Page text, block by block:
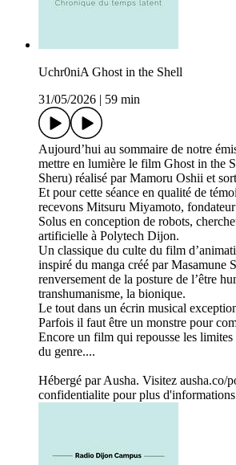
Uchr0niA Ghost in the Shell
31/05/2026
59 min
Aujourd’hui au sommaire de notre
mettre en lumière le film Ghost in the
Sheru) réalisé par Mamoru Oshii et
Et pour cette séance en qualité de
recevons Mitsuru Miyamoto,
Solus en conception de robots,
artificielle à Polytech Dijon.
Un classique du culte du film
inspiré du manga créé par Masamune
renversement de la posture de l’être
transhumanisme, la bionique.
Le tout dans un écrin musical
Parfois il faut être un monstre pour
Encore un film qui repousse les limites
du genre....
Hébergé par Ausha. Visitez ausha.co/
confidentialite pour plus